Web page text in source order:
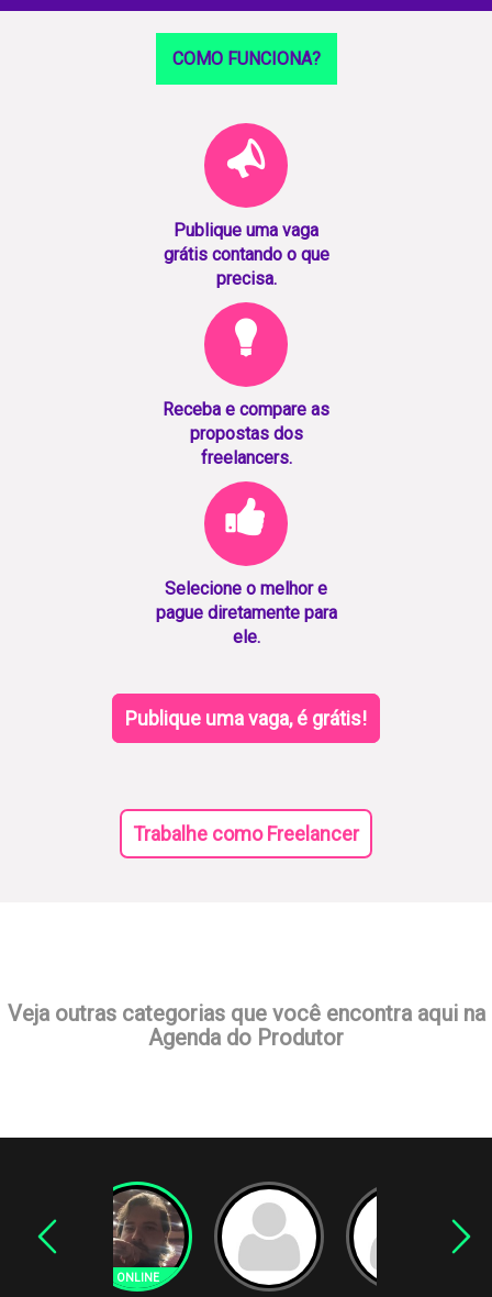
COMO FUNCIONA?
Publique uma vaga
grátis contando o que
precisa.
Receba e compare as
propostas dos
freelancers.
Selecione o melhor e
pague diretamente para
ele.
Publique uma vaga, é grátis!
Trabalhe como Freelancer
Veja outras categorias que você encontra aqui na
Agenda do Produtor